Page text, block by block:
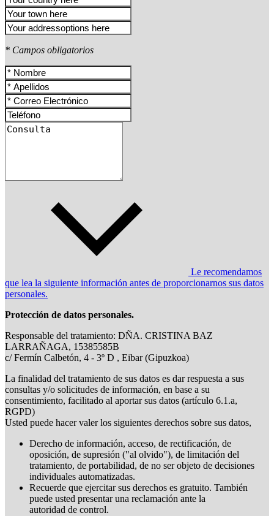
* Campos obligatorios
Le recomendamos
que lea la siguiente información antes de proporcionarnos sus datos
personales.
Protección de datos personales.
Responsable del tratamiento: DÑA. CRISTINA BAZ
LARRAÑAGA, 15385585B
c/ Fermín Calbetón, 4 - 3º D , Eibar (Gipuzkoa)
La finalidad del tratamiento de sus datos es dar respuesta a sus
consultas y/o solicitudes de información, en base a su
consentimiento, facilitado al aportar sus datos (artículo 6.1.a,
RGPD)
Usted puede hacer valer los siguientes derechos sobre sus datos,
Derecho de información, acceso, de rectificación, de
oposición, de supresión ("al olvido"), de limitación del
tratamiento, de portabilidad, de no ser objeto de decisiones
individuales automatizadas.
Recuerde que ejercitar sus derechos es gratuito. También
puede usted presentar una reclamación ante la
autoridad de control.